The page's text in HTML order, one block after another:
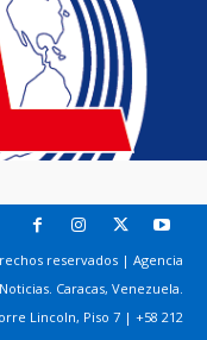
reservados | Agencia
Caracas, Venezuela.
Lincoln, Piso 7 | +58 212